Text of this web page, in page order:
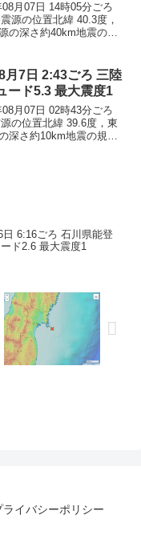
月07日 14時05分ごろ
源の位置北緯 40.3度，
の深さ約40km地震の規
八戸市青森南...
月7日 2:43ごろ 三陸
ード5.3 最大震度1
月07日 02時43分ごろ
の位置北緯 39.6度，東
深さ約10km地震の規模
日 6:16ごろ 石川県能登
ド2.6 最大震度1
ライバシーポリシー